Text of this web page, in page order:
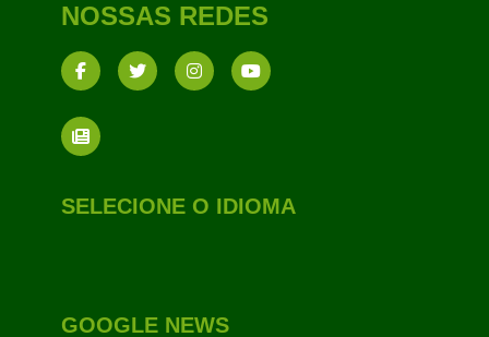
NOSSAS REDES
SELECIONE O IDIOMA
GOOGLE NEWS